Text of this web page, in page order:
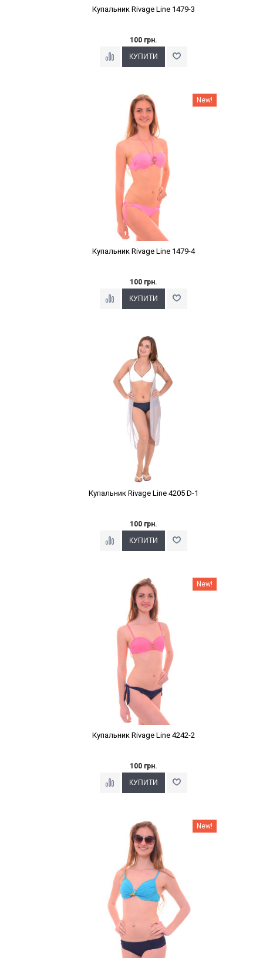
Купальник Rivage Line 1479-3
100 грн.
Наклейки Варіант з % New!
Купальник Rivage Line 1479-4
100 грн.
Наклейки Варіант з %
Купальник Rivage Line 4205 D-1
100 грн.
Наклейки Варіант з % New!
Купальник Rivage Line 4242-2
100 грн.
Наклейки Варіант з % New!